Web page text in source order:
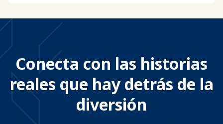
Conecta con las historias
reales que hay detrás de la
diversión